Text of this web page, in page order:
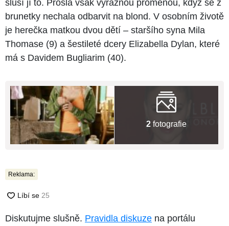
sluší jí to. Prošla však výraznou proměnou, když se z
brunetky nechala odbarvit na blond. V osobním životě
je herečka matkou dvou dětí – staršího syna Mila
Thomase (9) a šestileté dcery Elizabella Dylan, které
má s Davidem Bugliarim (40).
2 fotografie
Reklama:
Diskutujme slušně. Pravidla diskuze na portálu